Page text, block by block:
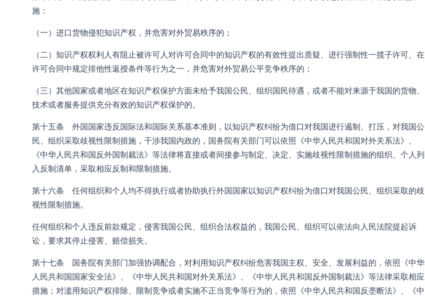
施：
（一）进口货物侵犯知识产权，并危害对外贸易秩序的；
（二）知识产权权利人有阻止被许可人对许可合同中的知识产权的有效性提出质疑、进行强制性一揽子许可、在
许可合同中规定排他性返授条件等行为之一，并危害对外贸易公平竞争秩序的；
（三）其他国家或者地区在知识产权保护方面未给予我国公民、组织国民待遇，或者不能对来源于我国的货物、
技术或者服务提供充分有效的知识产权保护的。
第十五条 外国国家违反国际法和国际关系基本准则，以知识产权纠纷为借口对我国进行遏制、打压，对我国公
民、组织采取歧视性限制措施，干涉我国内政的，国务院有关部门可以依照《中华人民共和国对外关系法》、
《中华人民共和国反外国制裁法》等法律将直接或者间接参与制定、决定、实施歧视性限制措施的组织、个人列
入反制清单，采取相应反制和限制措施。
第十六条 任何组织和个人均不得执行或者协助执行外国国家以知识产权纠纷为借口对我国公民、组织采取的歧
视性限制措施。
任何组织和个人违反前款规定，侵害我国公民、组织合法权益的，我国公民、组织可以依法向人民法院提起诉
讼，要求其停止侵害、赔偿损失。
第十七条 国务院有关部门加强协调配合，对利用知识产权纠纷危害我国主权、安全、发展利益的，依照《中华
人民共和国国家安全法》、《中华人民共和国对外关系法》、《中华人民共和国反外国制裁法》等法律采取相应
措施；对滥用知识产权排除、限制竞争或者实施不正当竞争等行为的，依照《中华人民共和国反垄断法》、《中